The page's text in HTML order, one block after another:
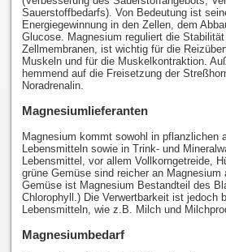
Sauerstoffbedarfs). Von Bedeutung ist
Energiegewinnung in den Zellen, dem
Glucose. Magnesium reguliert die
Zellmembranen, ist wichtig für die
Muskeln und für die Muskelkontraktion.
hemmend auf die Freisetzung der
Noradrenalin.
Magnesiumlieferanten
Magnesium kommt sowohl in pflanzlichen
Lebensmitteln sowie in Trink- und
Lebensmittel, vor allem Vollkorngetreide,
grüne Gemüse sind reicher an
Gemüse ist Magnesium Bestandteil des
Chlorophyll.) Die Verwertbarkeit ist jedoch
Lebensmitteln, wie z.B. Milch und
Magnesiumbedarf